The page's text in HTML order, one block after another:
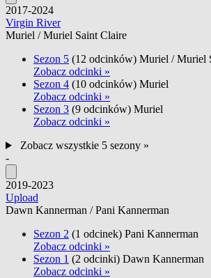
2017-2024
Virgin River
Muriel / Muriel Saint Claire
Sezon 5 (12 odcinków) Muriel / Muriel
Zobacz odcinki »
Sezon 4 (10 odcinków) Muriel
Zobacz odcinki »
Sezon 3 (9 odcinków) Muriel
Zobacz odcinki »
Zobacz wszystkie 5 sezony »
-
2019-2023
Upload
Dawn Kannerman / Pani Kannerman
Sezon 2 (1 odcinek) Pani Kannerman
Zobacz odcinki »
Sezon 1 (2 odcinki) Dawn Kannerman
Zobacz odcinki »